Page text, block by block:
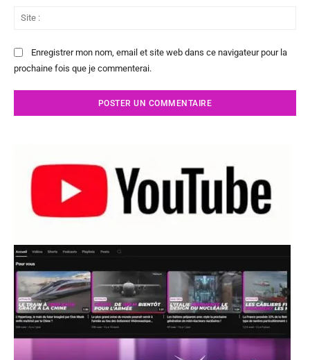
Enregistrer mon nom, email et site web dans ce navigateur pour la
prochaine fois que je commenterai.